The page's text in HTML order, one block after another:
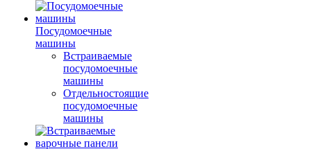
Посудомоечные
машины
Встраиваемые
посудомоечные
машины
Отдельностоящие
посудомоечные
машины